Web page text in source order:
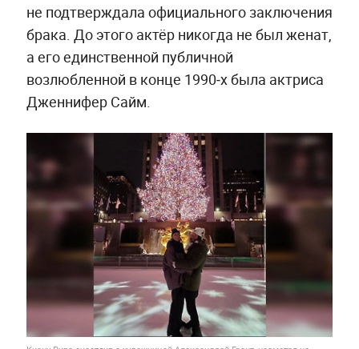
не подтверждала официального заключения
брака. До этого актёр никогда не был женат,
а его единственной публичной
возлюбленной в конце 1990‑х была актриса
Дженнифер Сайм.